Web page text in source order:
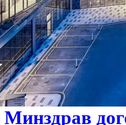
Минздрав